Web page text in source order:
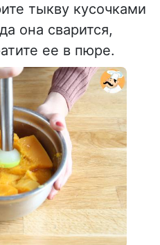
тыкву кусочками
она сварится,
ее в пюре.